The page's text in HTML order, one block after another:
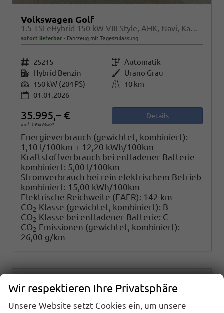
Volkswagen Golf
1.5 TSI eHybrid 150 kW VIII Style, AHK, Navi, Kamera, Side, LED-Plus
sofort lieferbar Fahrzeug mit Tageszulassung
Fahrzeugnr. 25215 Getriebe Automatik
Kraftstoff Hybrid Benzin Außenfarbe Urano Grau
Leistung 150 kW (204 PS) Kilometerstand
10 km
01.01.2026
35.995,– €
incl. 19% MwSt.
Details
Energieverbrauch (gewichtet, kombiniert):
1,10 l/100km + 12,20 kWh/100km
Kraftstoffverbrauch bei entladener Batterie
kombiniert: 5,00 l/100km
Stromverbrauch bei rein elektrischem Betrieb
kombiniert: 15,00 kWh/100km
Elektrische Reichweite (EAER): 142 km
CO2-Klasse (gewichtet, kombiniert): B
CO2-Klasse bei entladener Batterie: C
CO2-Emissionen (gewichtet, kombiniert):
26,00 g/km
Wir respektieren Ihre Privatsphäre
Unsere Website setzt Cookies ein, um unsere